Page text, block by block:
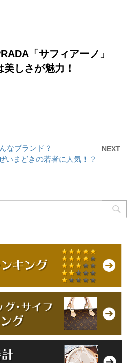
「サフィアーノ」
美しさが魅力！
なブランド？ NEXT
いまどきの若者に人気！？